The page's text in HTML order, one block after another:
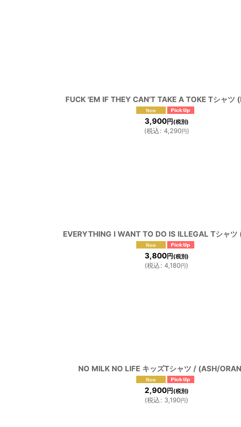
FUCK 'EM IF THEY CAN'T TAKE A TOKE Tシャツ
3,900円 (税別)
(税込: 4,290円)
EVERYTHING I WANT TO DO IS ILLEGAL Tシャツ
3,800円 (税別)
(税込: 4,180円)
NO MILK NO LIFE キッズTシャツ / (ASH/
2,900円 (税別)
(税込: 3,190円)